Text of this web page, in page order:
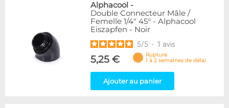
Alphacool -
Double Connecteur Mâle /
Femelle 1/4" 45° - Alphacool
Eiszapfen - Noir
5/5 - 1 avis
5,25 €
Rupture
1 à 2 semaines de délai
Ajouter au panier